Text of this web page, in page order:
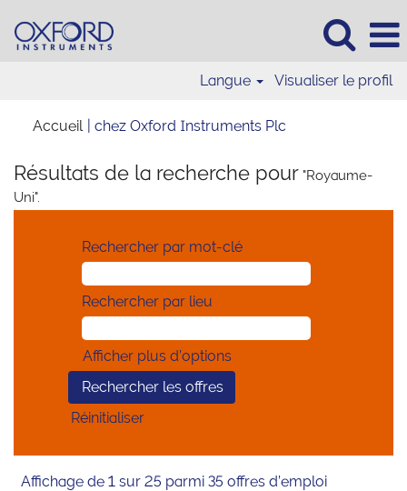
Langue Visualiser le profil
Accueil chez Oxford Instruments Plc
Résultats de la recherche pour "Royaume-
Uni".
Rechercher par mot-clé
Rechercher par lieu
Afficher plus d’options
Réinitialiser
Affichage de 1 sur 25 parmi 35 offres d’emploiRésultats